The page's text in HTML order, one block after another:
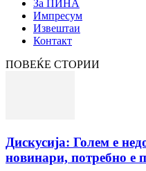
За ПИНА
Импресум
Извештаи
Контакт
ПОВЕЌЕ СТОРИИ
Дискусија: Голем е
новинари, потребно е